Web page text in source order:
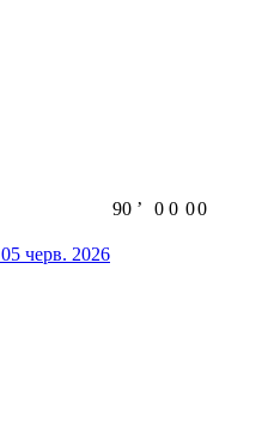
05 черв. 2026
90 ʼ 0 0 00